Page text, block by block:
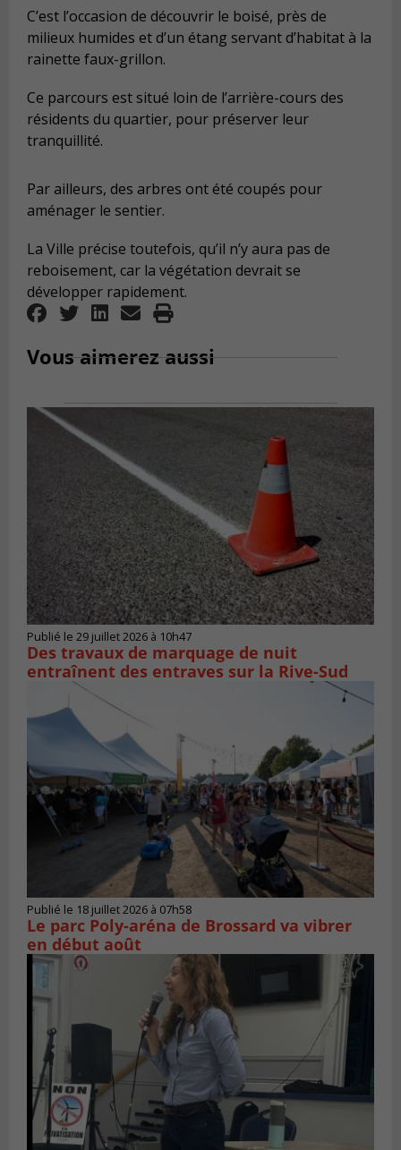
C’est l’occasion de découvrir le boisé, près de
milieux humides et d’un étang servant d’habitat à la
rainette faux-grillon.
Ce parcours est situé loin de l’arrière-cours des
résidents du quartier, pour préserver leur
tranquillité.
Par ailleurs, des arbres ont été coupés pour
aménager le sentier.
La Ville précise toutefois, qu’il n’y aura pas de
reboisement, car la végétation devrait se
développer rapidement.
Vous aimerez aussi
Publié le 29 juillet 2026 à 10h47
Des travaux de marquage de nuit
entraînent des entraves sur la Rive-Sud
Publié le 18 juillet 2026 à 07h58
Le parc Poly-aréna de Brossard va vibrer
en début août